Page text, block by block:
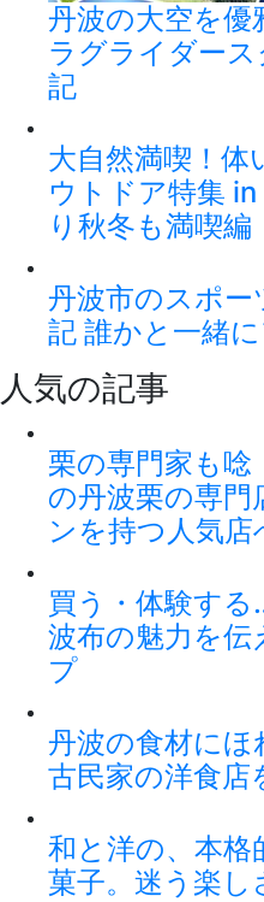
丹波の大空を優
ラグライダー
記
大自然満喫！
ウトドア特集
り秋冬も満喫編
丹波市のスポ
記 誰かと一緒
人気の記事
栗の専門家も
の丹波栗の専門
ンを持つ人気店
買う・体験す
波布の魅力を伝
プ
丹波の食材にほ
古民家の洋食店
和と洋の、本格
菓子。迷う楽し